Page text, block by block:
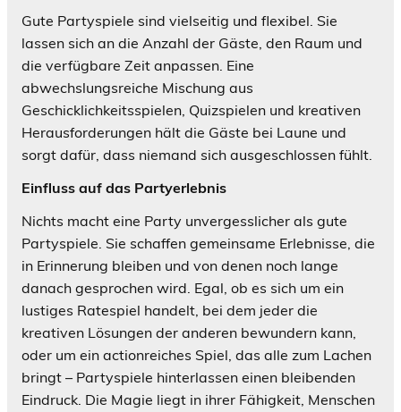
Gute Partyspiele sind vielseitig und flexibel. Sie
lassen sich an die Anzahl der Gäste, den Raum und
die verfügbare Zeit anpassen. Eine
abwechslungsreiche Mischung aus
Geschicklichkeitsspielen, Quizspielen und kreativen
Herausforderungen hält die Gäste bei Laune und
sorgt dafür, dass niemand sich ausgeschlossen fühlt.
Einfluss auf das Partyerlebnis
Nichts macht eine Party unvergesslicher als gute
Partyspiele. Sie schaffen gemeinsame Erlebnisse, die
in Erinnerung bleiben und von denen noch lange
danach gesprochen wird. Egal, ob es sich um ein
lustiges Ratespiel handelt, bei dem jeder die
kreativen Lösungen der anderen bewundern kann,
oder um ein actionreiches Spiel, das alle zum Lachen
bringt – Partyspiele hinterlassen einen bleibenden
Eindruck. Die Magie liegt in ihrer Fähigkeit, Menschen